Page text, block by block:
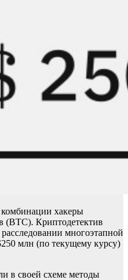
хакеры
(BTC). Криптодетектив
многоэтапной
млн (по текущему курсу)
в своей схеме методы